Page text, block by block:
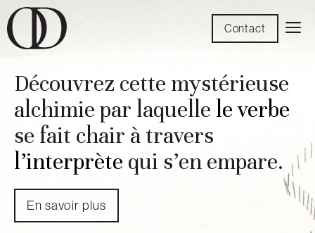
Aller
au
contenu
Contact
Découvrez cette mystérieuse
alchimie par laquelle le verbe
se fait chair à travers
l’interprète qui s’en empare.
En savoir plus